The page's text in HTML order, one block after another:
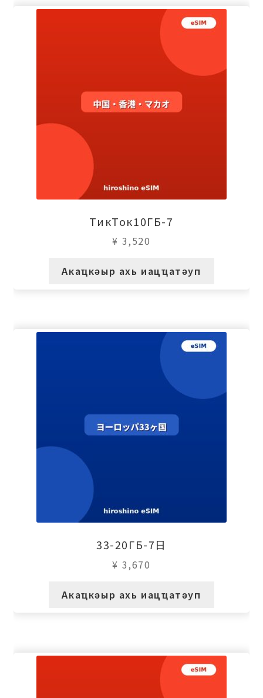
ТикТок10ГБ-7
¥ 3,520
Акаҵкәыр ахь иацҵатәуп
33-20ГБ-7日
¥ 3,670
Акаҵкәыр ахь иацҵатәуп